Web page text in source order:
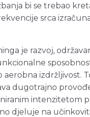
bi se trebao
srca
je razvoj,
aerobna izdržljivost.
dugotrajno
intenzitetom
djeluje na